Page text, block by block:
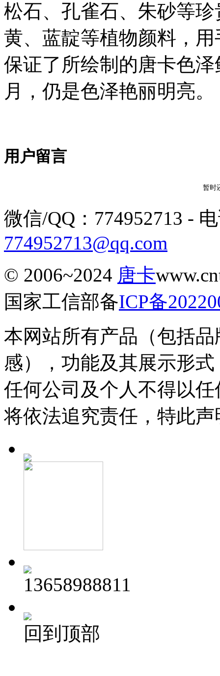
松石、孔雀石、朱砂等
黄、蓝靛等植物颜料，
保证了所绘制的唐卡色
月，仍是色泽艳丽明亮。
用户留言
暂时
微信/QQ：774952713 -
774952713@qq.com
© 2006~2024 唐卡
国家工信部备ICP备
本网站所有产品（包括
感），功能及其展示形
任何公司及个人不得以
将依法追究责任，特此声
13658988811
回到顶部